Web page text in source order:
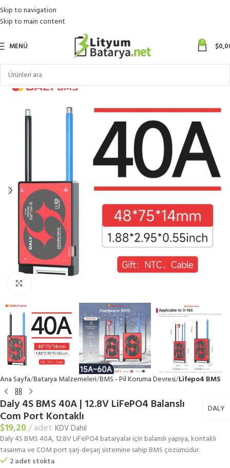
Skip to navigation
Skip to main content
MENÜ 0 $
Ana Sayfa Batarya Malzemeleri BMS - Pil Koruma Devresi Lifepo4 BMS
Daly 4S BMS 40A | 12.8V LiFePO4 Balanslı
Com Port Kontaklı DALY
$19,20 adet KDV Dahil
Daly 4S BMS 40A, 12.8V LiFePO4 bataryalar için balanslı yapıya, kontaklı
tasarıma ve COM port şarj-deşarj sistemine sahip BMS çözümüdür.
2 adet stokta